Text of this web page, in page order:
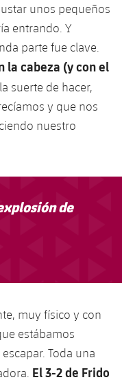
unos pequeños
entrando. Y
parte fue clave.
la cabeza (y con el
suerte de hacer,
y que nos
nuestro
de
muy físico y con
estábamos
Toda una
El 3-2 de Frido